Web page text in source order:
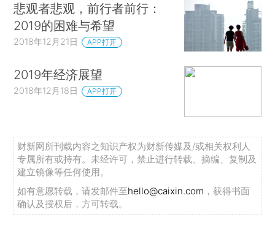
悲观者悲观，前行者前行：
2019的困难与希望
2018年12月21日 APP打开
2019年经济展望
2018年12月18日 APP打开
财新网所刊载内容之知识产权为财新传媒及/或相关权利人
专属所有或持有。未经许可，禁止进行转载、摘编、复制及
建立镜像等任何使用。
如有意愿转载，请发邮件至hello@caixin.com ，获得书面
确认及授权后，方可转载。